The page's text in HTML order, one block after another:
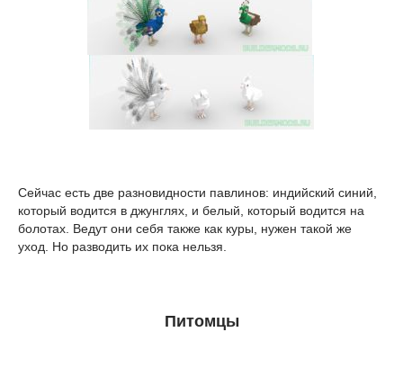
Сейчас есть две разновидности павлинов: индийский синий,
который водится в джунглях, и белый, который водится на
болотах. Ведут они себя также как куры, нужен такой же
уход. Но разводить их пока нельзя.
Питомцы